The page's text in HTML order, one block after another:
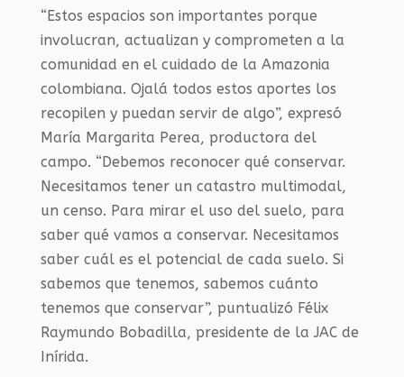
“Estos espacios son importantes porque
involucran, actualizan y comprometen a la
comunidad en el cuidado de la Amazonia
colombiana. Ojalá todos estos aportes los
recopilen y puedan servir de algo”, expresó
María Margarita Perea, productora del
campo. “Debemos reconocer qué conservar.
Necesitamos tener un catastro multimodal,
un censo. Para mirar el uso del suelo, para
saber qué vamos a conservar. Necesitamos
saber cuál es el potencial de cada suelo. Si
sabemos que tenemos, sabemos cuánto
tenemos que conservar”, puntualizó Félix
Raymundo Bobadilla, presidente de la JAC de
Inírida.